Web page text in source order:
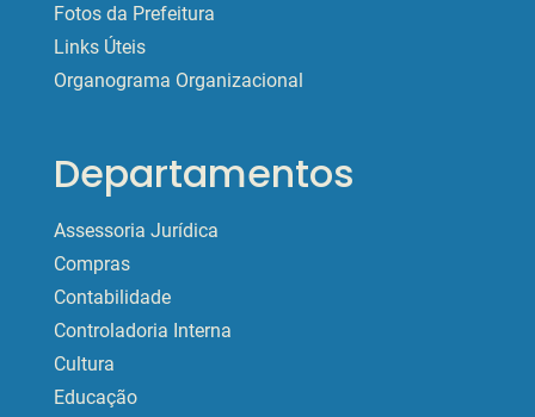
Fotos da Prefeitura
Links Úteis
Organograma Organizacional
Departamentos
Assessoria Jurídica
Compras
Contabilidade
Controladoria Interna
Cultura
Educação